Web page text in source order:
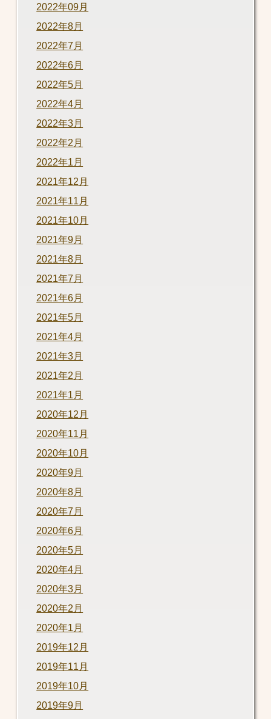
2022年09月
2022年8月
2022年7月
2022年6月
2022年5月
2022年4月
2022年3月
2022年2月
2022年1月
2021年12月
2021年11月
2021年10月
2021年9月
2021年8月
2021年7月
2021年6月
2021年5月
2021年4月
2021年3月
2021年2月
2021年1月
2020年12月
2020年11月
2020年10月
2020年9月
2020年8月
2020年7月
2020年6月
2020年5月
2020年4月
2020年3月
2020年2月
2020年1月
2019年12月
2019年11月
2019年10月
2019年9月